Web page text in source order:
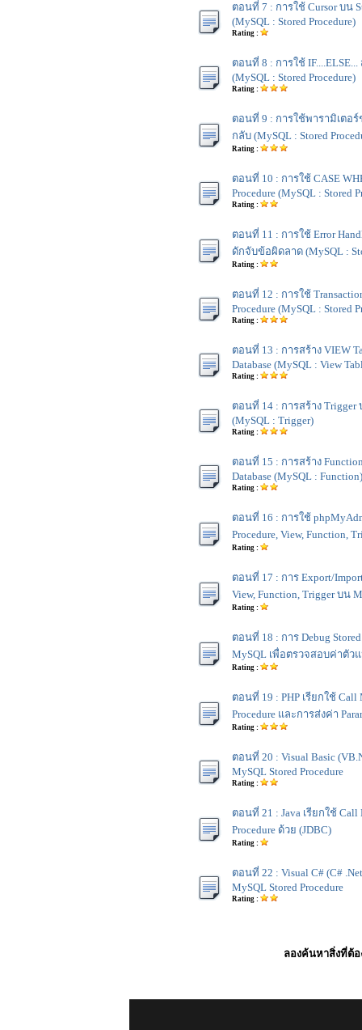
ตอนที่ 7 : การใช้ Cursor บน
(MySQL : Stored Procedure)
Rating :
ตอนที่ 8 : การใช้ IF....ELSE...
(MySQL : Stored Procedure)
Rating :
ตอนที่ 9 : การใช้พารามิเตอ
กลับ (MySQL : Stored
Rating :
ตอนที่ 10 : การใช้ CASE
Procedure (MySQL : Stored
Rating :
ตอนที่ 11 : การใช้ Error
ดักจับข้อผิดลาด (MySQL :
Rating :
ตอนที่ 12 : การใช้
Procedure (MySQL : Stored
Rating :
ตอนที่ 13 : การสร้าง VIEW
Database (MySQL : View
Rating :
ตอนที่ 14 : การสร้าง Trigger
(MySQL : Trigger)
Rating :
ตอนที่ 15 : การสร้าง
Database (MySQL : Function)
Rating :
ตอนที่ 16 : การใช้
Procedure, View, Function,
Rating :
ตอนที่ 17 : การ Export/Import
View, Function, Trigger บน
Rating :
ตอนที่ 18 : การ Debug
MySQL เพื่อตรวจสอบค่าตัว
Rating :
ตอนที่ 19 : PHP เรียกใช้ Call
Procedure และการส่งค่า
Rating :
ตอนที่ 20 : Visual Basic
MySQL Stored Procedure
Rating :
ตอนที่ 21 : Java เรียกใช้ Call
Procedure ด้วย (JDBC)
Rating :
ตอนที่ 22 : Visual C# (C#
MySQL Stored Procedure
Rating :
ลองค้นหาสิ่งที่ต้อ